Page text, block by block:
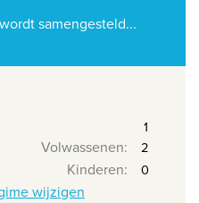
samengesteld...
Volwassenen:
Kinderen:
wijzigen